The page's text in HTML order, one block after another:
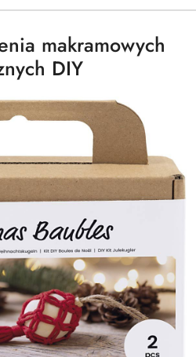
makramowych
DIY